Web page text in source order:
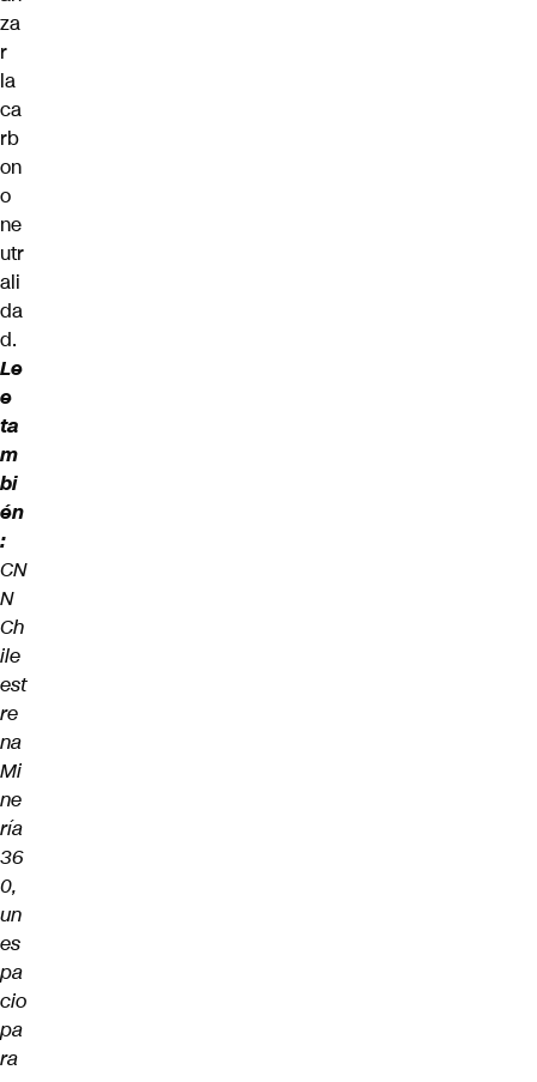
za
r
la
ca
rb
on
o
ne
utr
ali
da
d.
Le
e
ta
m
bi
én
:
CN
N
Ch
ile
est
re
na
Mi
ne
ría
36
0,
un
es
pa
cio
pa
ra